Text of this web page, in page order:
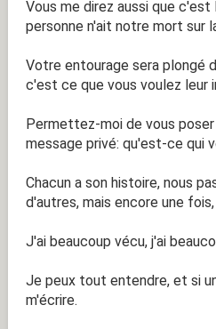
Vous me direz aussi que
personne n'ait notre mort sur
Votre entourage sera plongé
c'est ce que vous voulez leur
Permettez-moi de vous
message privé: qu'est-ce qui
Chacun a son histoire, nous
d'autres, mais encore une
J'ai beaucoup vécu, j'ai
Je peux tout entendre, et si
m'écrire.